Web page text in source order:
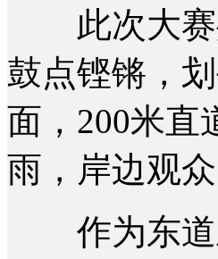
此次大赛
鼓点铿锵，
面，200米直
雨，岸边观
作为东道